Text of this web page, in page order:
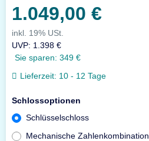
1.049,00 €
inkl. 19% USt.
UVP: 1.398 €
Sie sparen: 349 €
Lieferzeit: 10 - 12 Tage
Schlossoptionen
Schlüsselschloss
Mechanische Zahlenkombination